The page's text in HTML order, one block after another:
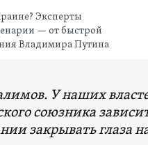
Эксперты
— от быстрой
Владимира Путина
У наших
союзника
закрывать глаза